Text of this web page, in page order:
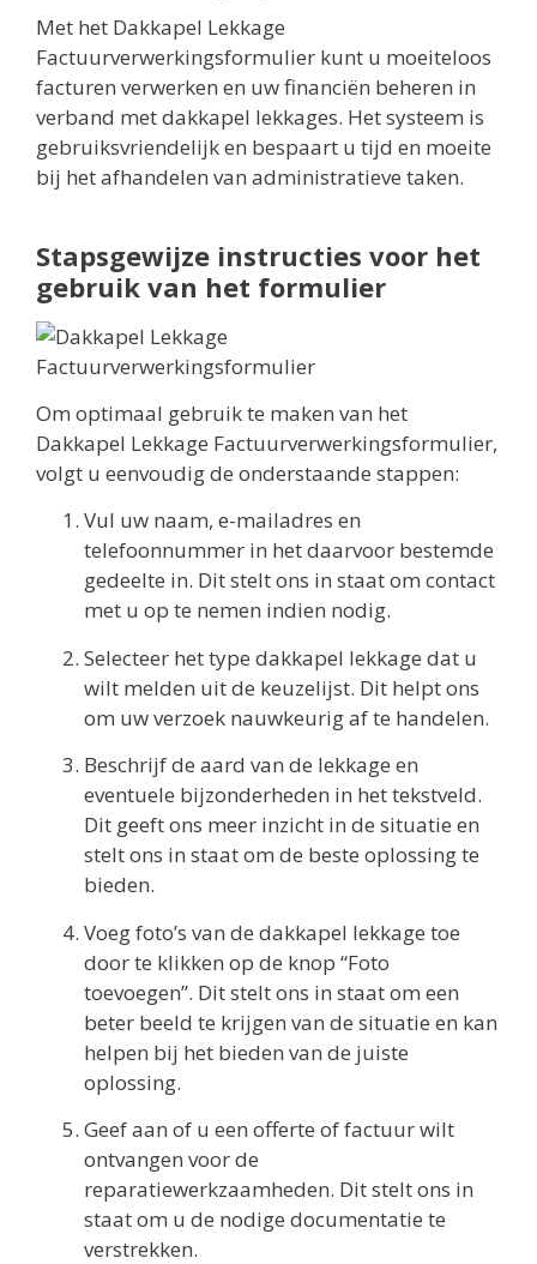
Met het Dakkapel Lekkage
Factuurverwerkingsformulier kunt u moeiteloos
facturen verwerken en uw financiën beheren in
verband met dakkapel lekkages. Het systeem is
gebruiksvriendelijk en bespaart u tijd en moeite
bij het afhandelen van administratieve taken.
Stapsgewijze instructies voor het
gebruik van het formulier
Om optimaal gebruik te maken van het
Dakkapel Lekkage Factuurverwerkingsformulier,
volgt u eenvoudig de onderstaande stappen:
Vul uw naam, e-mailadres en
telefoonnummer in het daarvoor bestemde
gedeelte in. Dit stelt ons in staat om contact
met u op te nemen indien nodig.
Selecteer het type dakkapel lekkage dat u
wilt melden uit de keuzelijst. Dit helpt ons
om uw verzoek nauwkeurig af te handelen.
Beschrijf de aard van de lekkage en
eventuele bijzonderheden in het tekstveld.
Dit geeft ons meer inzicht in de situatie en
stelt ons in staat om de beste oplossing te
bieden.
Voeg foto’s van de dakkapel lekkage toe
door te klikken op de knop “Foto
toevoegen”. Dit stelt ons in staat om een
beter beeld te krijgen van de situatie en kan
helpen bij het bieden van de juiste
oplossing.
Geef aan of u een offerte of factuur wilt
ontvangen voor de
reparatiewerkzaamheden. Dit stelt ons in
staat om u de nodige documentatie te
verstrekken.